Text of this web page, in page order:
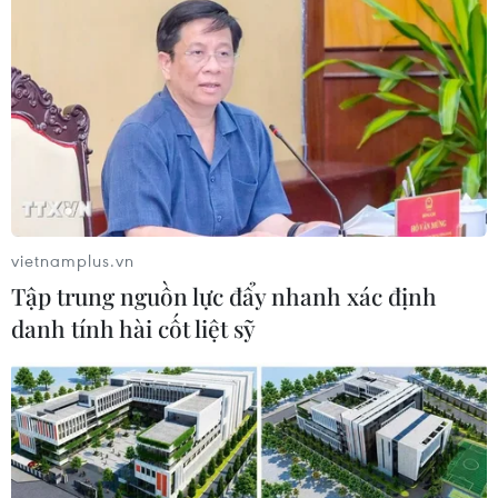
Index lùi về mốc 662 điểm
Lao dốc ngay từ những phút đầu tiên của phiên giao
dịch ngày 20/12, VN-Index sau đó liên tục chúi sâu và
lùi về ngưỡng 662 điểm cuối phiên.
vietnamplus.vn
Tập trung nguồn lực đẩy nhanh xác định
danh tính hài cốt liệt sỹ